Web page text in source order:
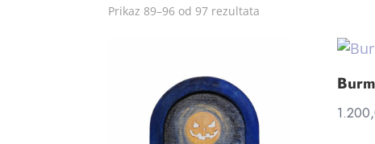
Prikaz 89–96 od 97 rezultata